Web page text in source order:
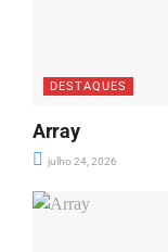
DESTAQUES
Array
julho 24, 2026